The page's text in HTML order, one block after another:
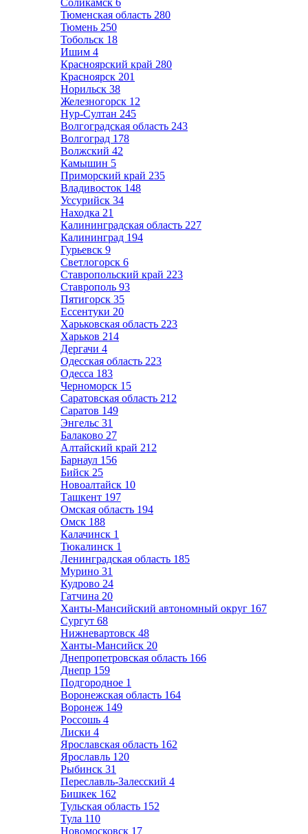
Соликамск 6
Тюменская область 280
Тюмень 250
Тобольск 18
Ишим 4
Красноярский край 280
Красноярск 201
Норильск 38
Железногорск 12
Нур-Султан 245
Волгоградская область 243
Волгоград 178
Волжский 42
Камышин 5
Приморский край 235
Владивосток 148
Уссурийск 34
Находка 21
Калининградская область 227
Калининград 194
Гурьевск 9
Светлогорск 6
Ставропольский край 223
Ставрополь 93
Пятигорск 35
Ессентуки 20
Харьковская область 223
Харьков 214
Дергачи 4
Одесская область 223
Одесса 183
Черноморск 15
Саратовская область 212
Саратов 149
Энгельс 31
Балаково 27
Алтайский край 212
Барнаул 156
Бийск 25
Новоалтайск 10
Ташкент 197
Омская область 194
Омск 188
Калачинск 1
Тюкалинск 1
Ленинградская область 185
Мурино 31
Кудрово 24
Гатчина 20
Ханты-Мансийский автономный округ 167
Сургут 68
Нижневартовск 48
Ханты-Мансийск 20
Днепропетровская область 166
Днепр 159
Подгородное 1
Воронежская область 164
Воронеж 149
Россошь 4
Лиски 4
Ярославская область 162
Ярославль 120
Рыбинск 31
Переславль-Залесский 4
Бишкек 162
Тульская область 152
Тула 110
Новомосковск 17